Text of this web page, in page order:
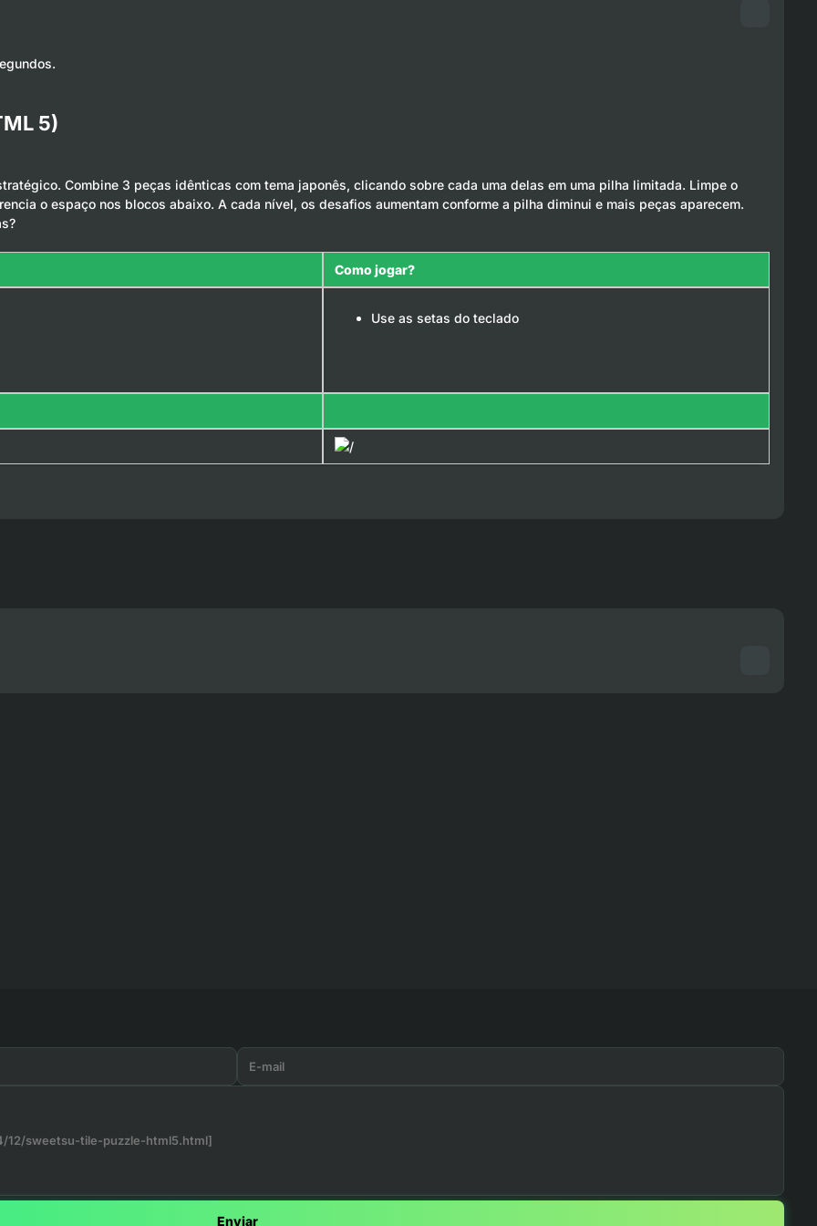
5)
Combine 3 peças idênticas com tema japonês, clicando sobre cada uma delas em uma pilha limitada. Limpe o
o espaço nos blocos abaixo. A cada nível, os desafios aumentam conforme a pilha diminui e mais peças aparecem.
Como jogar?
Use as setas do teclado
Enviar